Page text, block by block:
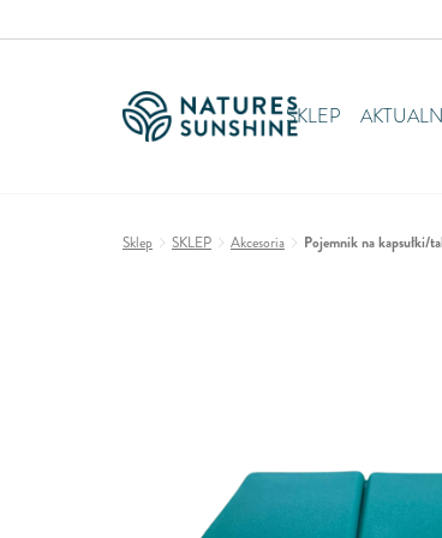
SKLEP
Sklep SKLEP Akcesoria Pojemnik na kapsułki/